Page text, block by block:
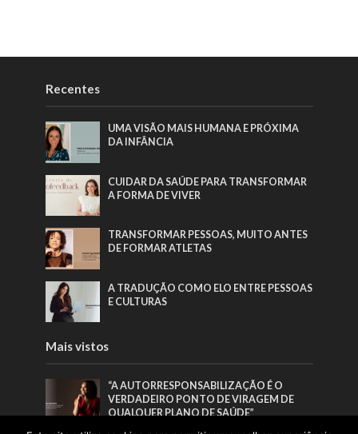
Recentes
UMA VISÃO MAIS HUMANA E PRÓXIMA
DA INFÂNCIA
CUIDAR DA SAÚDE PARA TRANSFORMAR
A FORMA DE VIVER
TRANSFORMAR PESSOAS, MUITO ANTES
DE FORMAR ATLETAS
A TRADUÇÃO COMO ELO ENTRE PESSOAS
E CULTURAS
Mais vistos
“A AUTORRESPONSABILIZAÇÃO É O
VERDADEIRO PONTO DE VIRAGEM DE
QUALQUER PLANO DE SAÚDE”